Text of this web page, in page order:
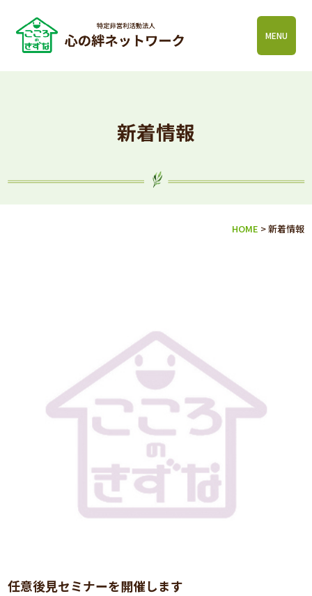
MENU
新着情報
HOME >新着情報
任意後見セミナーを開催します